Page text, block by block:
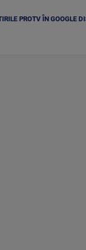
PROTV ÎN GOOGLE